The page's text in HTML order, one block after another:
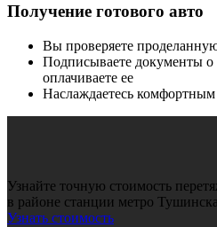
Получение готового авто
Вы проверяете
Подписываете документы
оплачиваете ее
Наслаждаетесь
Узнайте точную стоимость
в районе станции метро
Узнать стоимость